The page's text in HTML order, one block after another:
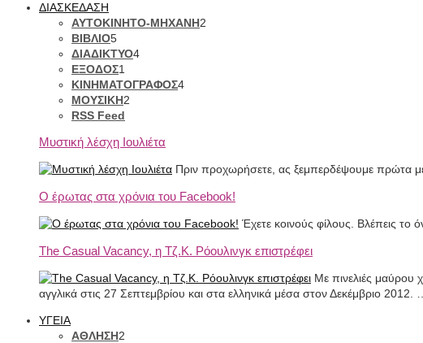
ΔΙΑΣΚΕΔΑΣΗ
ΑΥΤΟΚΙΝΗΤΟ-ΜΗΧΑΝΗ2
ΒΙΒΛΙΟ5
ΔΙΑΔΙΚΤΥΟ4
ΕΞΟΔΟΣ1
ΚΙΝΗΜΑΤΟΓΡΑΦΟΣ4
ΜΟΥΣΙΚΗ2
RSS Feed
Μυστική λέσχη Ιουλιέτα
Πριν προχωρήσετε, ας ξεμπερδέψουμε πρώτα
Ο έρωτας στα χρόνια του Facebook!
Έχετε κοινούς φίλους. Βλέπεις το
The Casual Vacancy, η Τζ.Κ. Ρόουλινγκ επιστρέφει
Με πινελιές μαύρου
αγγλικά στις 27 Σεπτεμβρίου και στα ελληνικά μέσα στον Δεκέμβριο 2012. …
ΥΓΕΙΑ
ΑΘΛΗΣΗ2